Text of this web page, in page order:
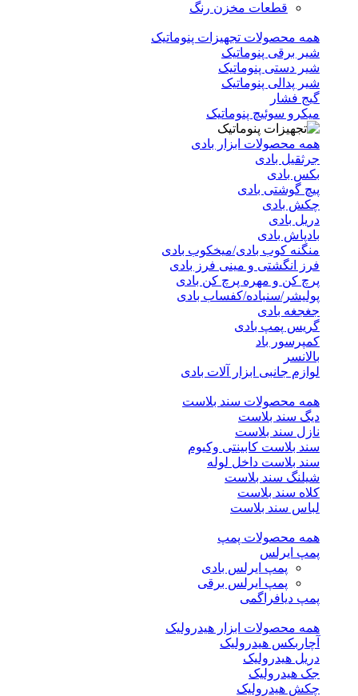
قطعات مخزن رنگ
همه محصولات تجهیزات پنوماتیک
شیر برقی پنوماتیک
شیر دستی پنوماتیک
شیر پدالی پنوماتیک
گیج فشار
میکرو سوئیچ پنوماتیک
همه محصولات ابزار بادی
جرثقیل بادی
بکس بادی
پیچ گوشتی بادی
چکش بادی
دریل بادی
بادپاش بادی
منگنه کوب بادی/میخکوب بادی
فرز انگشتی و مینی فرز بادی
پرچ کن و مهره پرچ کن بادی
پولیشر/سنباده/کفساب بادی
جغجغه بادی
گریس پمپ بادی
کمپرسور باد
بالانسر
لوازم جانبی ابزار آلات بادی
همه محصولات سند بلاست
دیگ سند بلاست
نازل سند بلاست
سند بلاست کابینتی وکیوم
سند بلاست داخل لوله
شیلنگ سند بلاست
کلاه سند بلاست
لباس سند بلاست
همه محصولات پمپ
پمپ ایرلس
پمپ ایرلس بادی
پمپ ایرلس برقی
پمپ دیافراگمی
همه محصولات ابزار هیدرولیک
آچاربکس هیدرولیک
دریل هیدرولیک
جک هیدرولیک
چکش هیدرولیک